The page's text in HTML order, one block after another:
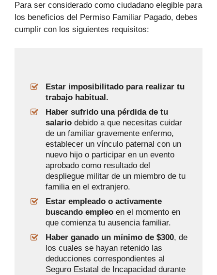
Para ser considerado como ciudadano elegible para
los beneficios del Permiso Familiar Pagado, debes
cumplir con los siguientes requisitos:
Estar imposibilitado para realizar tu
trabajo habitual.
Haber sufrido una pérdida de tu
salario debido a que necesitas cuidar
de un familiar gravemente enfermo,
establecer un vínculo paternal con un
nuevo hijo o participar en un evento
aprobado como resultado del
despliegue militar de un miembro de tu
familia en el extranjero.
Estar empleado o activamente
buscando empleo en el momento en
que comienza tu ausencia familiar.
Haber ganado un mínimo de $300, de
los cuales se hayan retenido las
deducciones correspondientes al
Seguro Estatal de Incapacidad durante